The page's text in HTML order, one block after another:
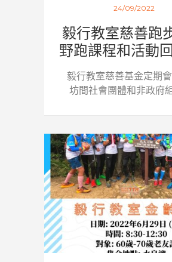
24/09/2022
毅行教室慈善跑
野跑課程和活動
毅行教室慈善基金定期
坊間社會團體和非政府